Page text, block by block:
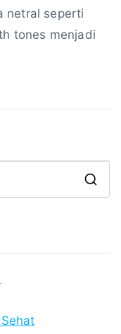
netral seperti
tones menjadi